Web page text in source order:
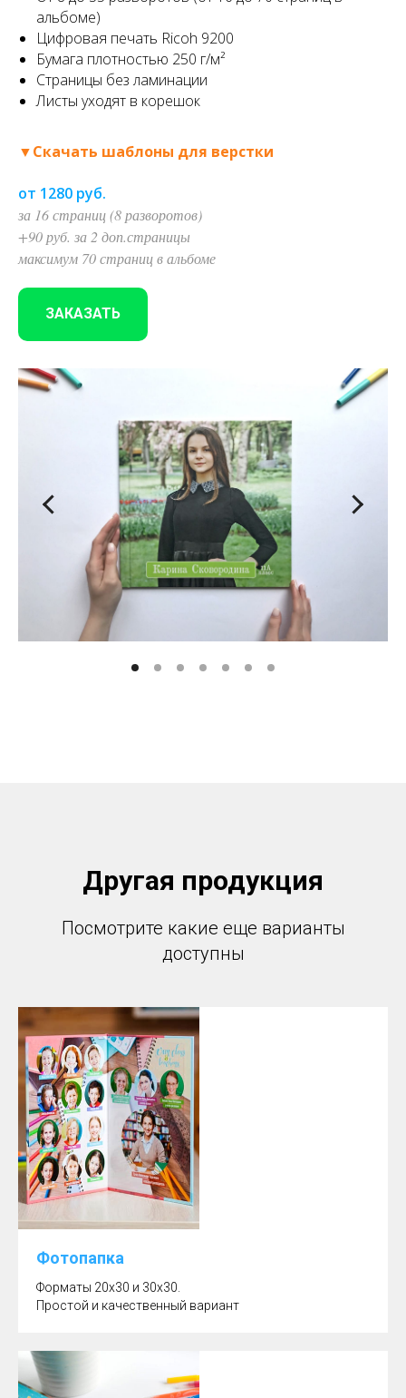
альбоме)
Цифровая печать Ricoh 9200
Бумага плотностью 250 г/м²
Страницы без ламинации
Листы уходят в корешок
▼Скачать шаблоны для верстки
от 1280 руб.
за 16 страниц (8 разворотов)
+90 руб. за 2 доп.страницы
максимум 70 страниц в альбоме
ЗАКАЗАТЬ
Другая продукция
Посмотрите какие еще варианты
доступны
Фотопапка
Форматы 20х30 и 30х30.
Простой и качественный вариант